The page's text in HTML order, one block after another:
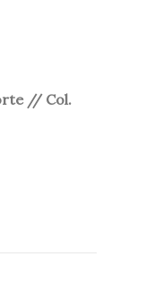
// Col.